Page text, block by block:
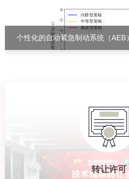
个性化的自动紧急制动系统（AEB
北京氢燃科技有限公司
转让许可